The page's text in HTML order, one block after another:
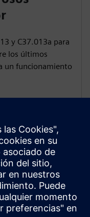
y C37.013a para
los últimos
un funcionamiento
Espere
con
mecánica.